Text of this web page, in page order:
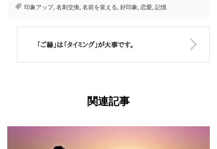
印象アップ, 名刺交換 名前を覚える 好印象 恋愛 記憶
「ご縁」は「タイミング」が大事です。
関連記事